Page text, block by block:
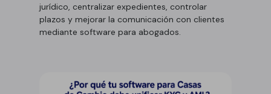
jurídico, centralizar expedientes, controlar
plazos y mejorar la comunicación con clientes
mediante software para abogados.